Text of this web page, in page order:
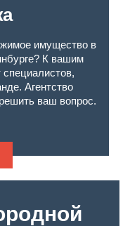
имущество в
К вашим
Агентство
ваш вопрос.